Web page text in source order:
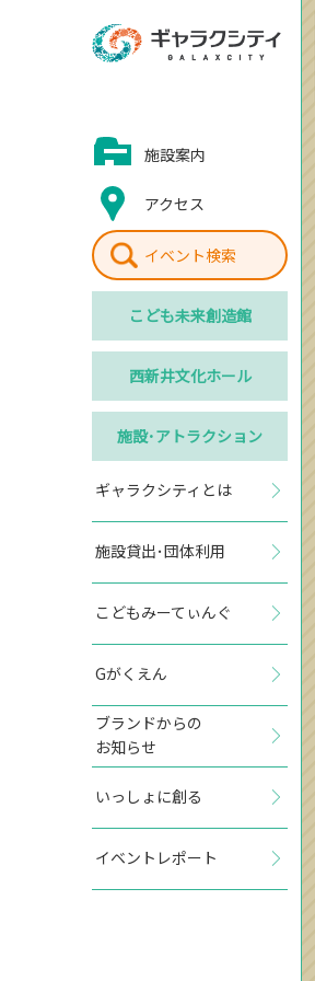
施設案内
アクセス
イベント検索
こども未来創造館
西新井文化ホール
施設･アトラクション
ギャラクシティとは
施設貸出･団体利用
こどもみーてぃんぐ
Gがくえん
ブランドからの
お知らせ
いっしょに創る
イベントレポート